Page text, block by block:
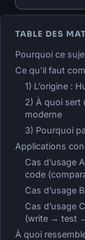
TABLE DES
Pourquoi ce
Ce qu’il faut
1) L’origine :
2) À quoi sert
moderne
3) Pourquoi
Applications
Cas d’usage
code
Cas d’usage
Cas d’usage
(write → test
À quoi